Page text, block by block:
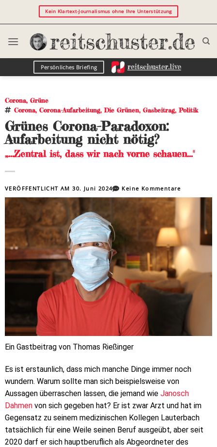
Kein Klartext-Journalismus ohne Ihre Unterstützung
Persönliches Briefing
Corona, Grüne
Corona, Corona-Aufarbeitung,Die Grünen, Gasbeitrag,Politik
Grünes Corona-Paradoxon:
Aufarbeitung nicht nötig?
„...Zentral ist, dass wir nach vorne schauen..."
VERÖFFENTLICHT AM30. Juni 2024 Keine Kommentare
Ein Gastbeitrag von Thomas Rießinger
Es ist erstaunlich, dass mich manche Dinge immer noch
wundern. Warum sollte man sich beispielsweise von
Aussagen überraschen lassen, die jemand wie Janosch
Dahmen von sich gegeben hat? Er ist zwar Arzt und hat im
Gegensatz zu seinem medizinischen Kollegen Lauterbach
tatsächlich für eine Weile seinen Beruf ausgeübt, aber seit
2020 darf er sich hauptberuflich als Abgeordneter des